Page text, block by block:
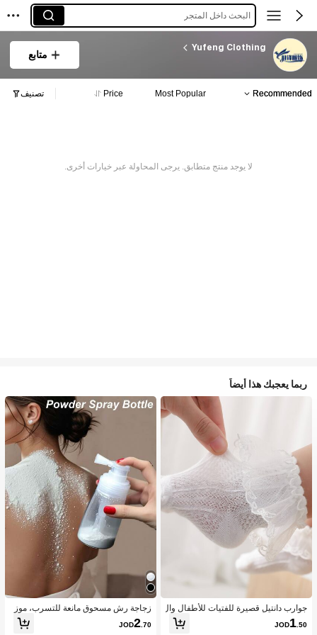
البحث داخل المتجر
Yufeng Clothing
متابع
Recommended
Most Popular
Price تصنيف
لا يوجد منتج متطابق. يرجى المحاولة عبر خيارات أخرى.
ربما يعجبك هذا أيضاً
جوارب دانتيل قصيرة للفتيات للأطفال وال
رضع بنمط الأميرة اللطيفة، الخامة، مريح
ة ومتوفرة بتصميم دانتيل بأجنحة بيضاء و
JOD1.50
زجاجة رش مسحوق مانعة للتسرب، موز
ع مسحوق متعدد الاستخدامات، هزاز مس
حوق تالك منزلي محمول، حاوية قابلة لإعا
JOD2.70